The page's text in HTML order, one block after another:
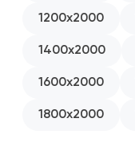
1200x2000
1400x2000
1600x2000
1800x2000